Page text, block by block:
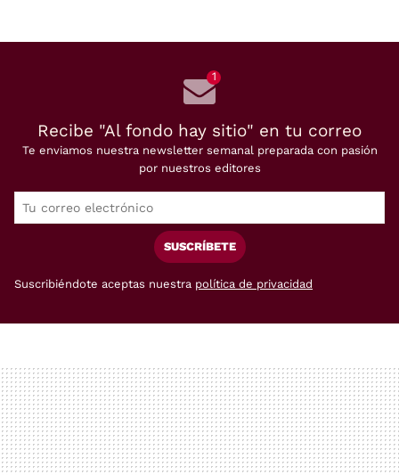
1
Recibe "Al fondo hay sitio" en tu correo
Te enviamos nuestra newsletter semanal preparada con pasión
por nuestros editores
SUSCRÍBETE
Suscribiéndote aceptas nuestra política de privacidad